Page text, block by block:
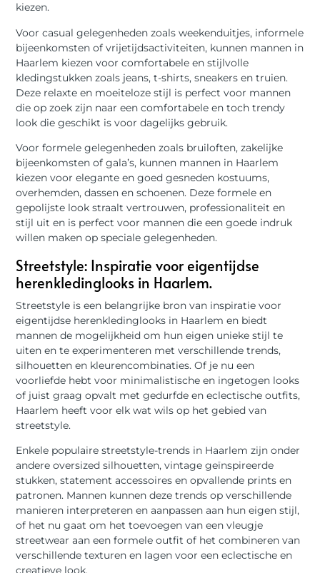
kiezen.
Voor casual gelegenheden zoals weekenduitjes, informele
bijeenkomsten of vrijetijdsactiviteiten, kunnen mannen in
Haarlem kiezen voor comfortabele en stijlvolle
kledingstukken zoals jeans, t-shirts, sneakers en truien.
Deze relaxte en moeiteloze stijl is perfect voor mannen
die op zoek zijn naar een comfortabele en toch trendy
look die geschikt is voor dagelijks gebruik.
Voor formele gelegenheden zoals bruiloften, zakelijke
bijeenkomsten of gala’s, kunnen mannen in Haarlem
kiezen voor elegante en goed gesneden kostuums,
overhemden, dassen en schoenen. Deze formele en
gepolijste look straalt vertrouwen, professionaliteit en
stijl uit en is perfect voor mannen die een goede indruk
willen maken op speciale gelegenheden.
Streetstyle: Inspiratie voor eigentijdse
herenkledinglooks in Haarlem.
Streetstyle is een belangrijke bron van inspiratie voor
eigentijdse herenkledinglooks in Haarlem en biedt
mannen de mogelijkheid om hun eigen unieke stijl te
uiten en te experimenteren met verschillende trends,
silhouetten en kleurencombinaties. Of je nu een
voorliefde hebt voor minimalistische en ingetogen looks
of juist graag opvalt met gedurfde en eclectische outfits,
Haarlem heeft voor elk wat wils op het gebied van
streetstyle.
Enkele populaire streetstyle-trends in Haarlem zijn onder
andere oversized silhouetten, vintage geïnspireerde
stukken, statement accessoires en opvallende prints en
patronen. Mannen kunnen deze trends op verschillende
manieren interpreteren en aanpassen aan hun eigen stijl,
of het nu gaat om het toevoegen van een vleugje
streetwear aan een formele outfit of het combineren van
verschillende texturen en lagen voor een eclectische en
creatieve look.